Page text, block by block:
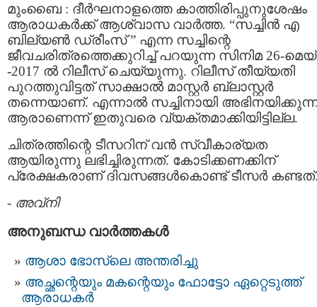
മുംബൈ : ദീര്‍ഘനാളത്തെ കാത്തിരിപ്പുനുശേഷം
ആരാധകര്‍ക്ക് ആശ്വാസ വാര്‍ത്ത. “സച്ചിന്‍ എ
ബില്യണ്‍ ഡ്രീംസ് ” എന്ന സച്ചിന്റെ
ജീവചരിത്രത്തെക്കുറിച്ച് പറയുന്ന സിനിമ 26-
-2017 ല്‍ റിലീസ് ചെയ്യുന്നു. റിലീസ് തീയ്യതി
പുറത്തുവിട്ടത് സാക്ഷാല്‍ മാസ്റ്റര്‍ ബ്ലാസ്റ്റര്‍
തന്നെയാണ്. എന്നാല്‍ സച്ചിനായി
ആരാണെന്ന് ഇതുവരെ വ്യക്തമാക്കിയിട്ടില്ല.
ചിത്രത്തിന്റെ ടീസറിന് വന്‍ സ്വീകാര്യത
ആയിരുന്നു ലഭിച്ചിരുന്നത്. കോടിക്കണക്കിന്
പ്രേക്ഷകരാണ് ദിവസങ്ങള്‍കൊണ്ട് ടീസര്‍
- അവ്നി
അനുബന്ധ വാര്‍ത്തകള്‍
ആശാ ഭോസ്‌ലെ അന്തരിച്ചു
അച്ഛന്റെയും മകന്റെയും ഫോട്ടോ ഏറ്റെടുത്ത്
ആരാധകര്‍